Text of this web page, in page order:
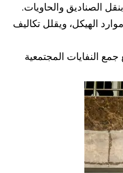
الصناديق والحاويات.
الهيكل، ويقلل تكاليف
النفايات المجتمعية